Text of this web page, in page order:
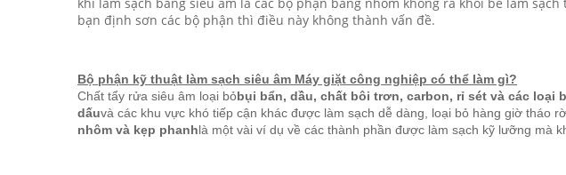
bạn định sơn các bộ phận thì điều này không thành vấn đề.
Bộ phận kỹ thuật làm sạch siêu âm Máy giặt công nghiệp có thể làm gì?
Chất tẩy rửa siêu âm loại bỏbụi bẩn, dầu, chất bôi trơn, carbon, rỉ sét và các loại
dấuvà các khu vực khó tiếp cận khác được làm sạch dễ dàng, loại bỏ hàng giờ tháo
nhôm và kẹp phanhlà một vài ví dụ về các thành phần được làm sạch kỹ lưỡng mà